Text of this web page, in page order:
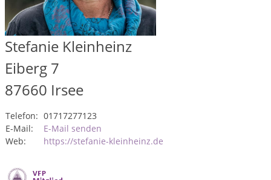
Stefanie Kleinheinz
Eiberg 7
87660 Irsee
Telefon: 01717277123
E-Mail:
E-Mail senden
Web:
https://stefanie-kleinheinz.de